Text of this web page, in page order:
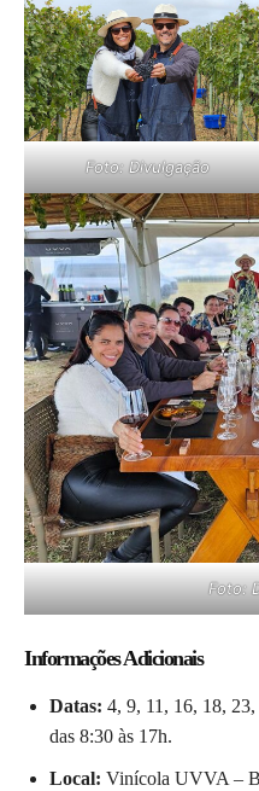
Foto: Divulgação
Foto:
Informações Adicionais
Datas: 4, 9, 11, 16, 18,
das 8:30 às 17h.
Local: Vinícola UVVA –